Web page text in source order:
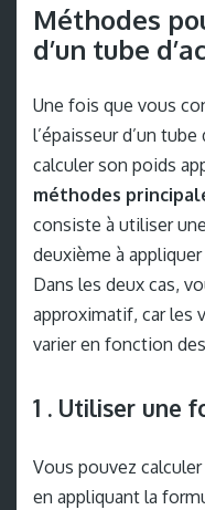
Méthodes
d’un tube
Une fois que vous
l’épaisseur d’un
calculer son poids
méthodes
consiste à utiliser
deuxième à
Dans les deux cas,
approximatif, car les
varier en fonction
1 . Utiliser une
Vous pouvez calculer
en appliquant la